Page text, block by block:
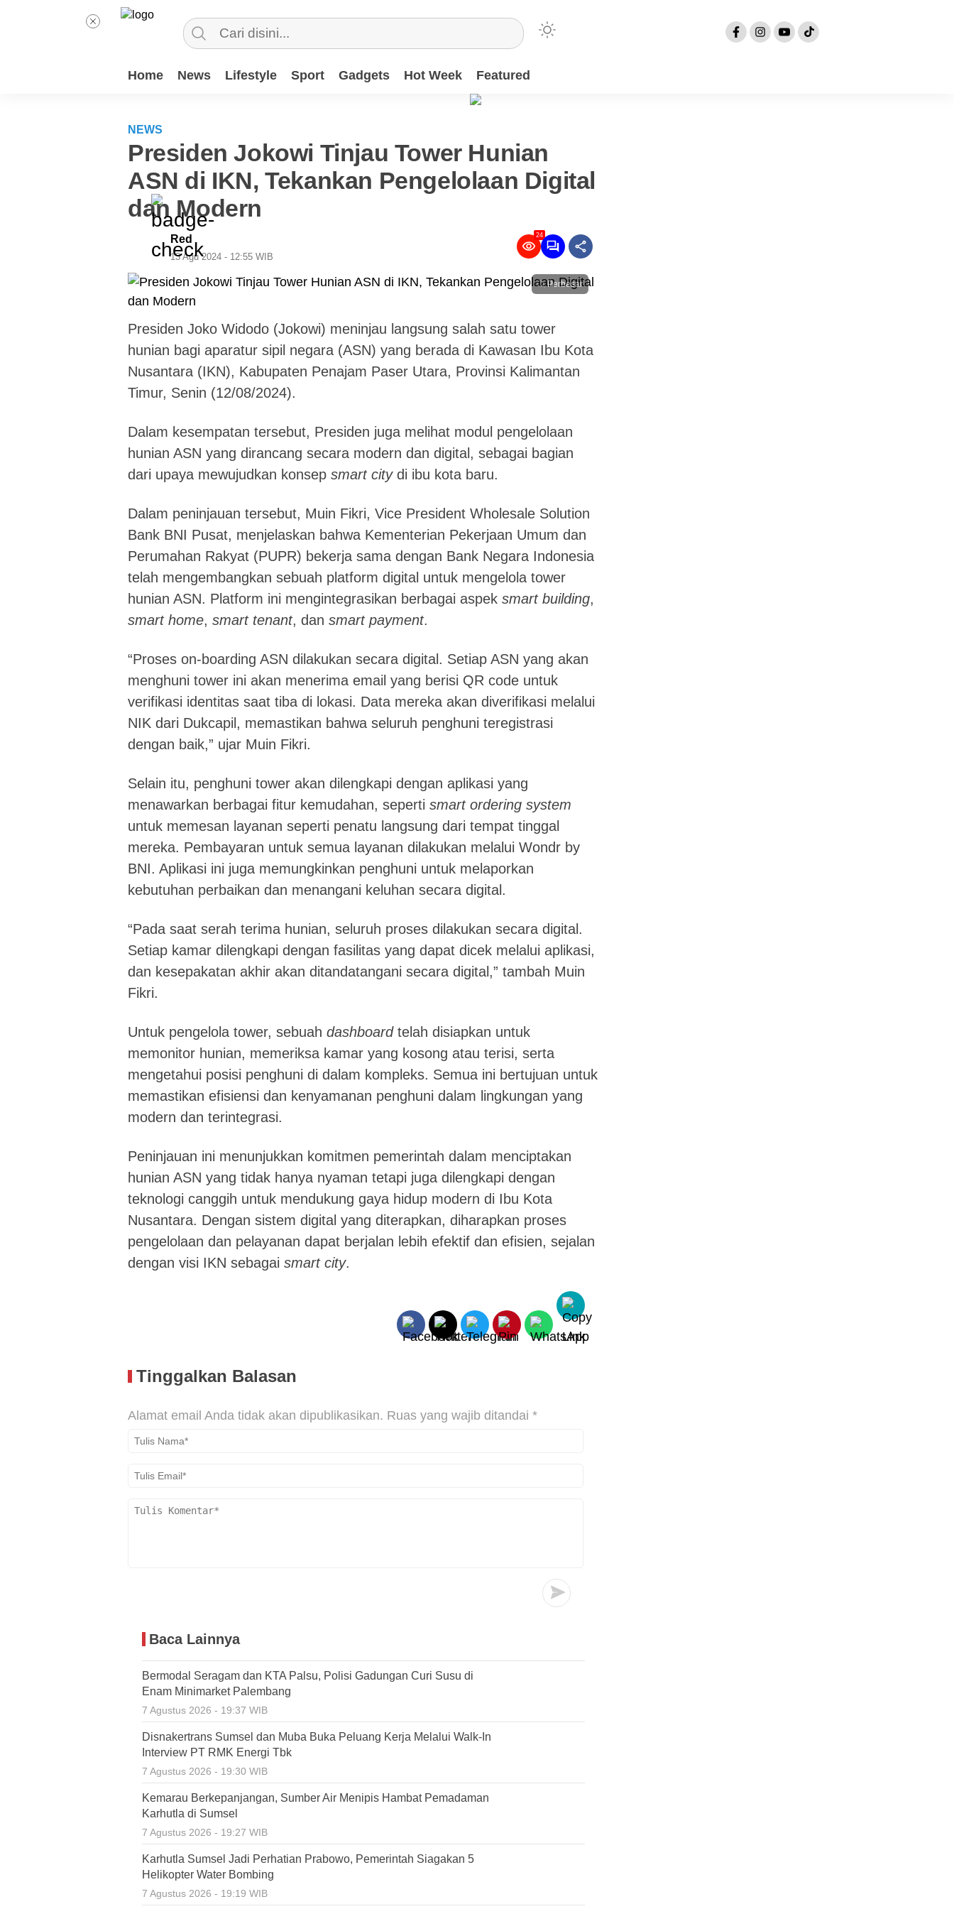
Home News Lifestyle Sport Gadgets Hot Week Featured
NEWS
Presiden Jokowi Tinjau Tower Hunian
ASN di IKN, Tekankan Pengelolaan Digital
dan Modern
Red
13 Agu 2024 - 12:55 WIB
24
Perbesar
Presiden Joko Widodo (Jokowi) meninjau langsung salah satu tower
hunian bagi aparatur sipil negara (ASN) yang berada di Kawasan Ibu Kota
Nusantara (IKN), Kabupaten Penajam Paser Utara, Provinsi Kalimantan
Timur, Senin (12/08/2024).
Dalam kesempatan tersebut, Presiden juga melihat modul pengelolaan
hunian ASN yang dirancang secara modern dan digital, sebagai bagian
dari upaya mewujudkan konsep smart citydi ibu kota baru.
Dalam peninjauan tersebut, Muin Fikri, Vice President Wholesale Solution
Bank BNI Pusat, menjelaskan bahwa Kementerian Pekerjaan Umum dan
Perumahan Rakyat (PUPR) bekerja sama dengan Bank Negara Indonesia
telah mengembangkan sebuah platform digital untuk mengelola tower
hunian ASN. Platform ini mengintegrasikan berbagai aspek smart building,
smart home, smart tenant, dan smart payment.
“Proses on-boarding ASN dilakukan secara digital. Setiap ASN yang akan
menghuni tower ini akan menerima email yang berisi QR code untuk
verifikasi identitas saat tiba di lokasi. Data mereka akan diverifikasi melalui
NIK dari Dukcapil, memastikan bahwa seluruh penghuni teregistrasi
dengan baik,” ujar Muin Fikri.
Selain itu, penghuni tower akan dilengkapi dengan aplikasi yang
menawarkan berbagai fitur kemudahan, seperti smart ordering system
untuk memesan layanan seperti penatu langsung dari tempat tinggal
mereka. Pembayaran untuk semua layanan dilakukan melalui Wondr by
BNI. Aplikasi ini juga memungkinkan penghuni untuk melaporkan
kebutuhan perbaikan dan menangani keluhan secara digital.
“Pada saat serah terima hunian, seluruh proses dilakukan secara digital.
Setiap kamar dilengkapi dengan fasilitas yang dapat dicek melalui aplikasi,
dan kesepakatan akhir akan ditandatangani secara digital,” tambah Muin
Fikri.
Untuk pengelola tower, sebuah dashboardtelah disiapkan untuk
memonitor hunian, memeriksa kamar yang kosong atau terisi, serta
mengetahui posisi penghuni di dalam kompleks. Semua ini bertujuan untuk
memastikan efisiensi dan kenyamanan penghuni dalam lingkungan yang
modern dan terintegrasi.
Peninjauan ini menunjukkan komitmen pemerintah dalam menciptakan
hunian ASN yang tidak hanya nyaman tetapi juga dilengkapi dengan
teknologi canggih untuk mendukung gaya hidup modern di Ibu Kota
Nusantara. Dengan sistem digital yang diterapkan, diharapkan proses
pengelolaan dan pelayanan dapat berjalan lebih efektif dan efisien, sejalan
dengan visi IKN sebagai smart city.
Tinggalkan Balasan
Alamat email Anda tidak akan dipublikasikan. Ruas yang wajib ditandai *
Baca Lainnya
Bermodal Seragam dan KTA Palsu, Polisi Gadungan Curi Susu di
Enam Minimarket Palembang
7 Agustus 2026 - 19:37 WIB
Disnakertrans Sumsel dan Muba Buka Peluang Kerja Melalui Walk-In
Interview PT RMK Energi Tbk
7 Agustus 2026 - 19:30 WIB
Kemarau Berkepanjangan, Sumber Air Menipis Hambat Pemadaman
Karhutla di Sumsel
7 Agustus 2026 - 19:27 WIB
Karhutla Sumsel Jadi Perhatian Prabowo, Pemerintah Siagakan 5
Helikopter Water Bombing
7 Agustus 2026 - 19:19 WIB